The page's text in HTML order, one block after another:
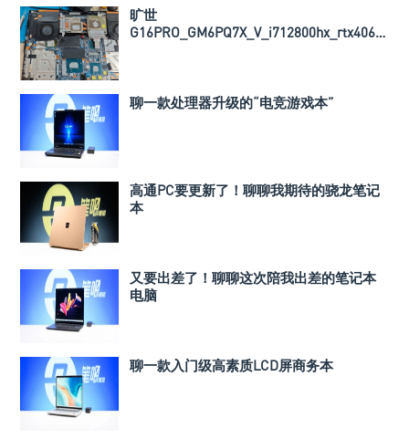
旷世
G16PRO_GM6PQ7X_V_i712800hx_rtx4060_
聊一款处理器升级的“电竞游戏本”
高通PC要更新了！聊聊我期待的骁龙笔记
本
又要出差了！聊聊这次陪我出差的笔记本
电脑
聊一款入门级高素质LCD屏商务本